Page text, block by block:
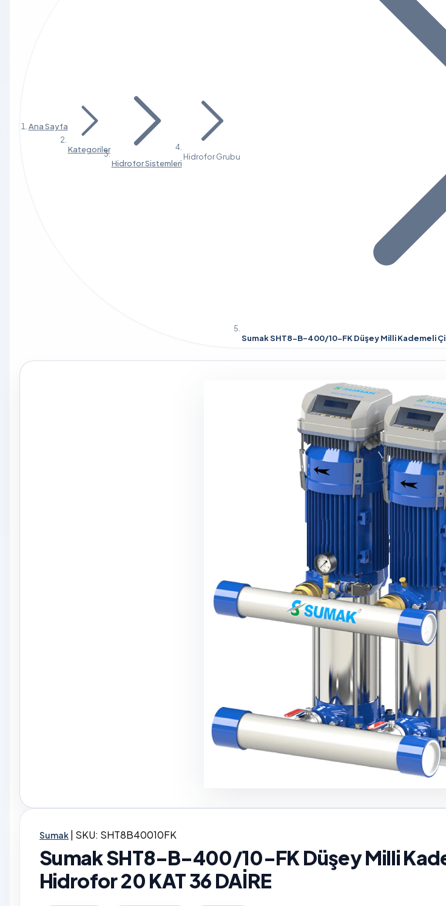
Ana Sayfa
Kategoriler
Hidrofor Sistemleri
Hidrofor Grubu
Sumak SHT8-B-400/10-FK Düşey Milli Kademeli
Sumak SKU: SHT8B40010FK
Sumak SHT8-B-400/10-FK Düşey Milli
Hidrofor 20 KAT 36 DAİRE